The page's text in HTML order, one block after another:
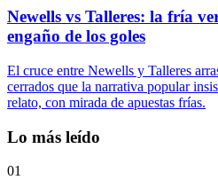
Newells vs Talleres: la fría
engaño de los goles
El cruce entre Newells y Talleres
cerrados que la narrativa popular
relato, con mirada de apuestas frías.
Lo más leído
01